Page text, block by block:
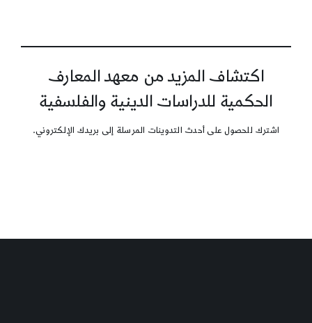
اكتشاف المزيد من معهد المعارف
الحكمية للدراسات الدينية والفلسفية
اشترك للحصول على أحدث التدوينات المرسلة إلى بريدك الإلكتروني.